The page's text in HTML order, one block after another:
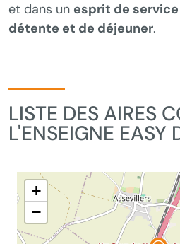
et dans un esprit de service
détente et de déjeuner.
LISTE DES AIRES
L'ENSEIGNE EASY
+
−